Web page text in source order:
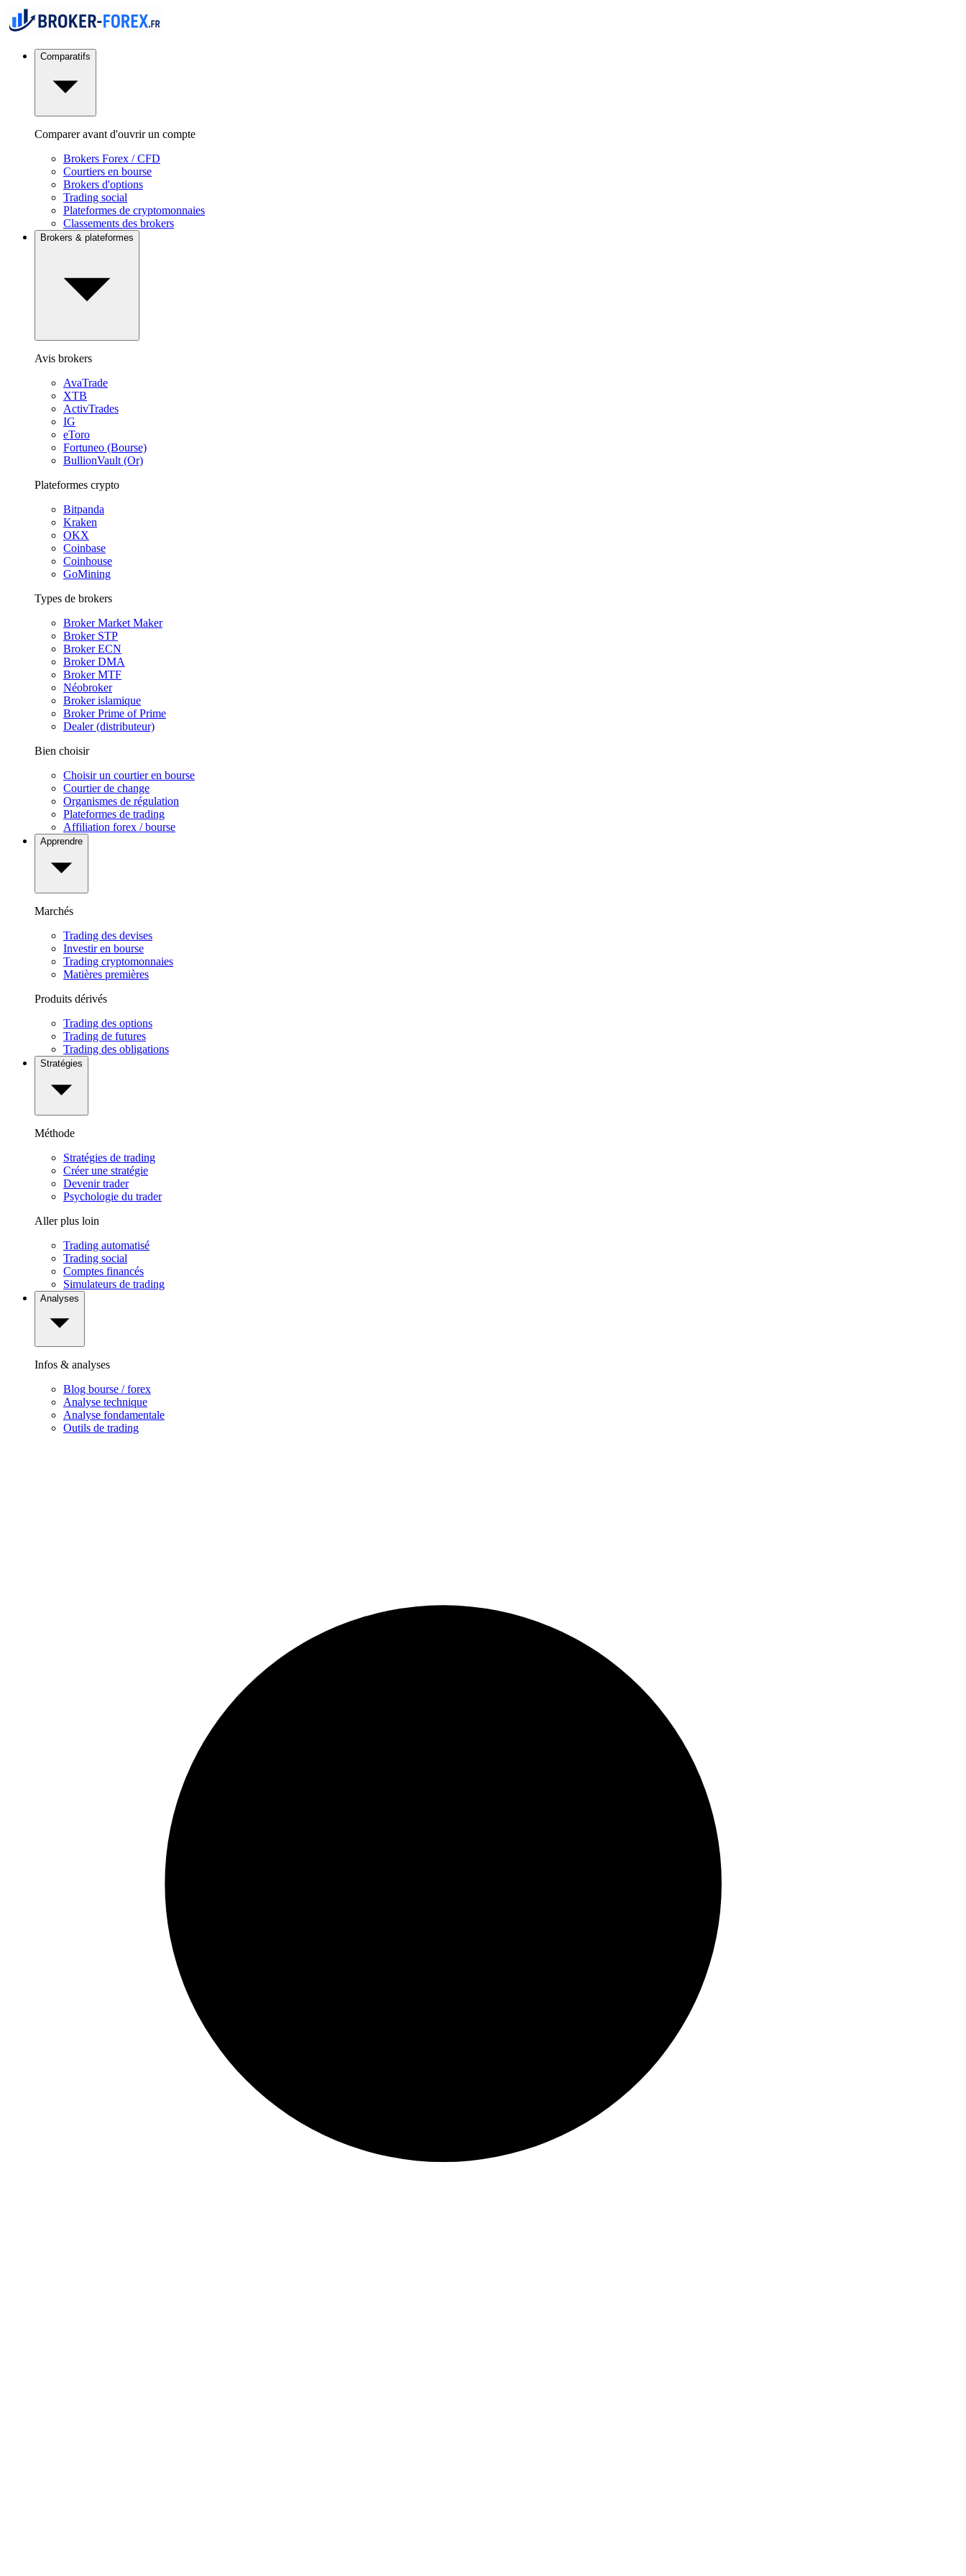
Comparatifs
Comparer avant d'ouvrir un compte
Brokers Forex / CFD
Courtiers en bourse
Brokers d'options
Trading social
Plateformes de cryptomonnaies
Classements des brokers
Brokers & plateformes
Avis brokers
AvaTrade
XTB
ActivTrades
IG
eToro
Fortuneo (Bourse)
BullionVault (Or)
Plateformes crypto
Bitpanda
Kraken
OKX
Coinbase
Coinhouse
GoMining
Types de brokers
Broker Market Maker
Broker STP
Broker ECN
Broker DMA
Broker MTF
Néobroker
Broker islamique
Broker Prime of Prime
Dealer (distributeur)
Bien choisir
Choisir un courtier en bourse
Courtier de change
Organismes de régulation
Plateformes de trading
Affiliation forex / bourse
Apprendre
Marchés
Trading des devises
Investir en bourse
Trading cryptomonnaies
Matières premières
Produits dérivés
Trading des options
Trading de futures
Trading des obligations
Stratégies
Méthode
Stratégies de trading
Créer une stratégie
Devenir trader
Psychologie du trader
Aller plus loin
Trading automatisé
Trading social
Comptes financés
Simulateurs de trading
Analyses
Infos & analyses
Blog bourse / forex
Analyse technique
Analyse fondamentale
Outils de trading